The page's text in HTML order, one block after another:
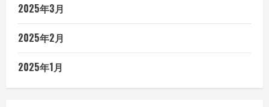
2025年3月
2025年2月
2025年1月